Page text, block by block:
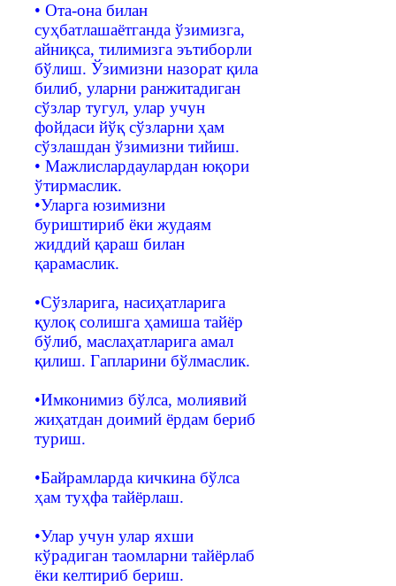
• Ота-она билан
суҳбатлашаётганда ўзимизга,
айниқса, тилимизга эътиборли
бўлиш. Ўзимизни назорат қила
билиб, уларни ранжитадиган
сўзлар тугул, улар учун
фойдаси йўқ сўзларни ҳам
сўзлашдан ўзимизни тийиш.
• Мажлислардаулардан юқори
ўтирмаслик.
•Уларга юзимизни
буриштириб ёки жудаям
жиддий қараш билан
қарамаслик.
•Сўзларига, насиҳатларига
қулоқ солишга ҳамиша тайёр
бўлиб, маслаҳатларига амал
қилиш. Гапларини бўлмаслик.
•Имконимиз бўлса, молиявий
жиҳатдан доимий ёрдам бериб
туриш.
•Байрамларда кичкина бўлса
ҳам туҳфа тайёрлаш.
•Улар учун улар яхши
кўрадиган таомларни тайёрлаб
ёки келтириб бериш.